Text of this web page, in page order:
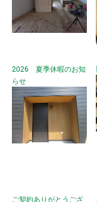
2026 夏季休暇のお知
らせ
ご契約ありがとうござ